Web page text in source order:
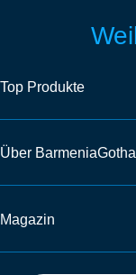
Top Produkte
Über
Magazin